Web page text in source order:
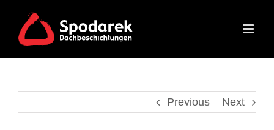
content
Previous Next